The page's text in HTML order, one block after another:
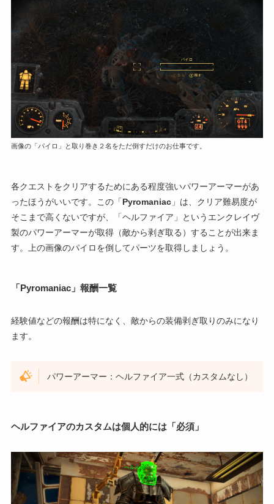
画像の「パイロ」と取り巻き２名をただ倒すだけのお仕事です。
各クエストをクリアするためにある程度強いパワーアーマーがあ
ったほうがいいです。この「Pyromaniac」は、クリア難易度が
そこまで高くないですが、「ヘルファイア」というエンクレイヴ
製のパワーアーマーが取得（敵から剥ぎ取る）することが出来ま
す。上の画像のパイロを倒してパーツを取得しましょう。
「Pyromaniac」報酬一覧
経験値などの報酬は特になく、敵からの装備剥ぎ取りのみになり
ます。
パワーアーマー：ヘルファイア一式（カスタムなし）
ヘルファイアのカスタムは個人的には「必須」